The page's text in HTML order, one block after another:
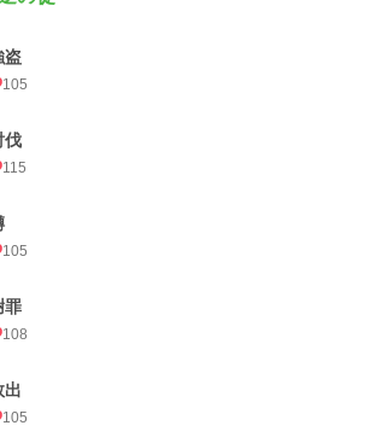
盗
105
伐
115
105
罪
108
出
105